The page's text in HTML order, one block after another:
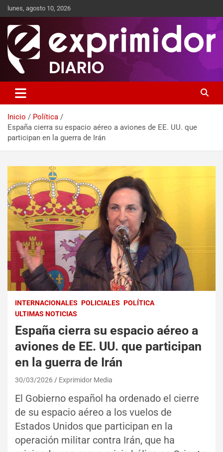
lunes, agosto 10, 2026
Exprimidor media
Inicio
Política
España cierra su espacio aéreo a aviones de EE. UU. que
participan en la guerra de Irán
INTERNACIONALES POLICIALES POLÍTICA
ULTIMAS NOTICIAS
España cierra su espacio aéreo a
aviones de EE. UU. que participan
en la guerra de Irán
30/03/2026 Exprimidor Media
El Gobierno español ha ordenado el cierre
de su espacio aéreo a los vuelos de
Estados Unidos que participan en la
operación militar contra Irán, que ha